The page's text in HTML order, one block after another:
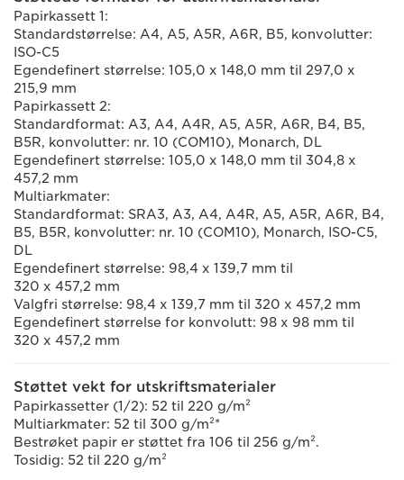
Papirkassett 1:
Standardstørrelse: A4, A5, A5R, A6R, B5, konvolutter:
ISO-C5
Egendefinert størrelse: 105,0 x 148,0 mm til 297,0 x
215,9 mm
Papirkassett 2:
Standardformat: A3, A4, A4R, A5, A5R, A6R, B4, B5,
B5R, konvolutter: nr. 10 (COM10), Monarch, DL
Egendefinert størrelse: 105,0 x 148,0 mm til 304,8 x
457,2 mm
Multiarkmater:
Standardformat: SRA3, A3, A4, A4R, A5, A5R, A6R, B4,
B5, B5R, konvolutter: nr. 10 (COM10), Monarch, ISO-C5,
DL
Egendefinert størrelse: 98,4 x 139,7 mm til
320 x 457,2 mm
Valgfri størrelse: 98,4 x 139,7 mm til 320 x 457,2 mm
Egendefinert størrelse for konvolutt: 98 x 98 mm til
320 x 457,2 mm
Støttet vekt for utskriftsmaterialer
Papirkassetter (1/2): 52 til 220 g/m²
Multiarkmater: 52 til 300 g/m²*
Bestrøket papir er støttet fra 106 til 256 g/m².
Tosidig: 52 til 220 g/m²